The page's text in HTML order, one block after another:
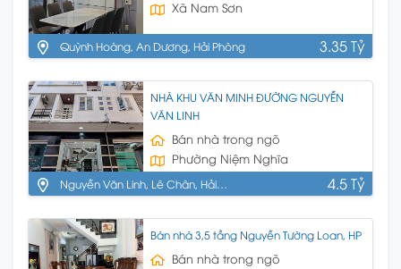
Xã Nam Sơn
Quỳnh Hoàng, An Dương, Hải Phòng 3.35 Tỷ
NHÀ KHU VĂN MINH ĐƯỜNG NGUYỄN
VĂN LINH
Bán nhà trong ngõ
Phường Niệm Nghĩa
Nguyễn Văn Linh, Lê Chân, Hải
4.5 Tỷ
Bán nhà 3,5 tầng Nguyễn Tường Loan, HP
Bán nhà trong ngõ